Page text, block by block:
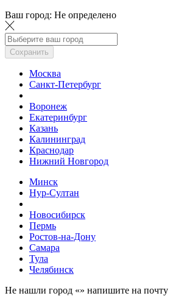
Ваш город: Не определено
Сохранить
Москва
Санкт-Петербург
Воронеж
Екатеринбург
Казань
Калининград
Краснодар
Нижний Новгород
Минск
Нур-Султан
Новосибирск
Пермь
Ростов-на-Дону
Самара
Тула
Челябинск
Не нашли город «» напишите на почту